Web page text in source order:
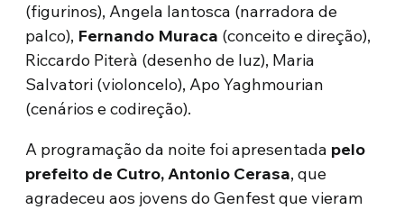
(figurinos), Angela Iantosca (narradora de
palco), Fernando Muraca (conceito e direção),
Riccardo Piterà (desenho de luz), Maria
Salvatori (violoncelo), Apo Yaghmourian
(cenários e codireção).
A programação da noite foi apresentada pelo
prefeito de Cutro, Antonio Cerasa, que
agradeceu aos jovens do Genfest que vieram